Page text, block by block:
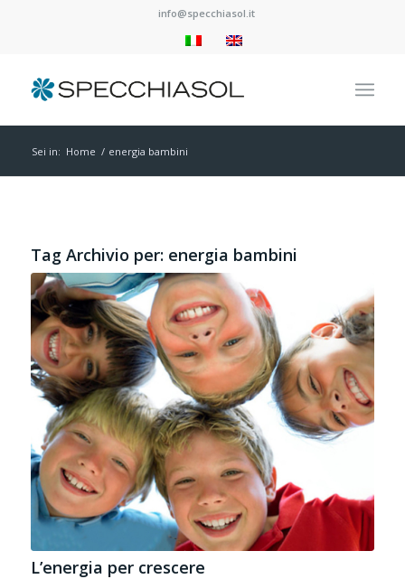
info@specchiasol.it
Sei in: Home / energia bambini
Tag Archivio per: energia bambini
L’energia per crescere